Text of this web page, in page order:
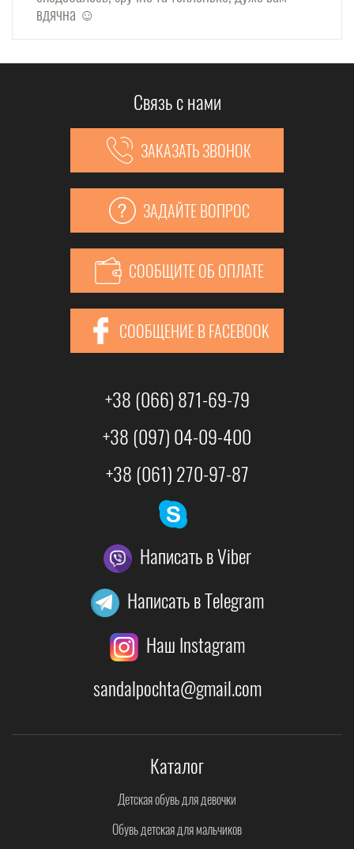
вдячна ☺️
Связь с нами
ЗАКАЗАТЬ ЗВОНОК
ЗАДАЙТЕ ВОПРОС
СООБЩИТЕ ОБ ОПЛАТЕ
СООБЩЕНИЕ В FACEBOOK
+38 (066) 871-69-79
+38 (097) 04-09-400
+38 (061) 270-97-87
Написать в Viber
Написать в Telegram
Наш Instagram
sandalpochta@gmail.com
Каталог
Детская обувь для девочки
Обувь детская для мальчиков